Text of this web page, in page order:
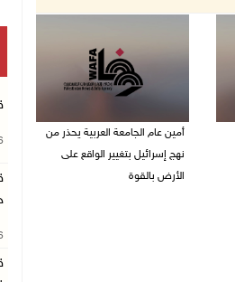
أمين عام الجامعة العربية يحذر من
نهج إسرائيل بتغيير الواقع على
الأرض بالقوة